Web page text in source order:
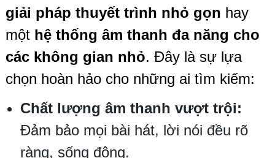
giải pháp thuyết trình nhỏ gọn hay
một hệ thống âm thanh đa năng cho
các không gian nhỏ. Đây là sự lựa
chọn hoàn hảo cho những ai tìm kiếm:
Chất lượng âm thanh vượt trội:
Đảm bảo mọi bài hát, lời nói đều rõ
ràng, sống động.